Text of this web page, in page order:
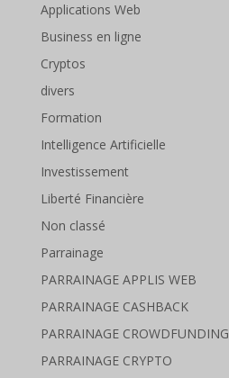
Applications Web
Business en ligne
Cryptos
divers
Formation
Intelligence Artificielle
Investissement
Liberté Financière
Non classé
Parrainage
PARRAINAGE APPLIS WEB
PARRAINAGE CASHBACK
PARRAINAGE CROWDFUNDING
PARRAINAGE CRYPTO